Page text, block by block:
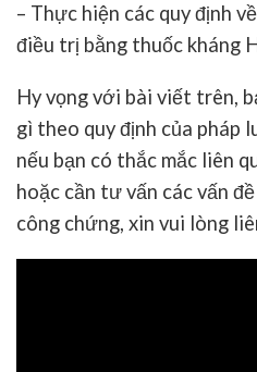
– Thực hiện các quy định
điều trị bằng thuốc kháng
Hy vọng với bài viết trên,
gì theo quy định của pháp
nếu bạn có thắc mắc liên
hoặc cần tư vấn các vấn
công chứng, xin vui lòng